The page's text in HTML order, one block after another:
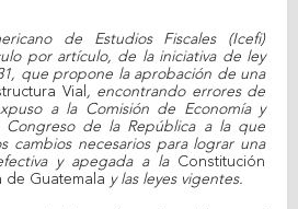
de Estudios Fiscales (Icefi)
por artículo, de la iniciativa de ley
que propone la aprobación de una
Vial , encontrando errores de
a la Comisión de Economía y
Congreso de la República a la que
cambios necesarios para lograr una
y apegada a la Constitución
de Guatemala y las leyes vigentes.